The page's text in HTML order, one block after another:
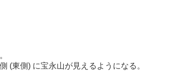
(東側) に宝永山が見えるようになる。